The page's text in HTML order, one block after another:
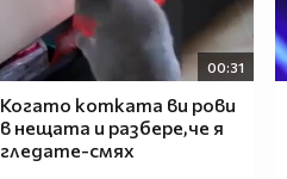
00:31
Когато котката ви рови
в нещата и разбере,че я
гледате-смях